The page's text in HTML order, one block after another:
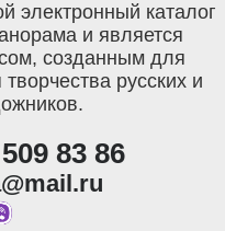
электронный каталог
и является
созданным для
русских и
83 86